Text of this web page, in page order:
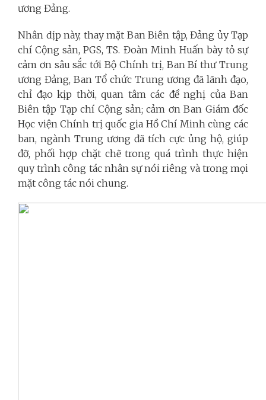
ương Đảng.
Nhân dịp này, thay mặt Ban Biên tập, Đảng ủy Tạp
chí Cộng sản, PGS, TS. Đoàn Minh Huấn bày tỏ sự
cảm ơn sâu sắc tới Bộ Chính trị, Ban Bí thư Trung
ương Đảng, Ban Tổ chức Trung ương đã lãnh đạo,
chỉ đạo kịp thời, quan tâm các đề nghị của Ban
Biên tập Tạp chí Cộng sản; cảm ơn Ban Giám đốc
Học viện Chính trị quốc gia Hồ Chí Minh cùng các
ban, ngành Trung ương đã tích cực ủng hộ, giúp
đỡ, phối hợp chặt chẽ trong quá trình thực hiện
quy trình công tác nhân sự nói riêng và trong mọi
mặt công tác nói chung.